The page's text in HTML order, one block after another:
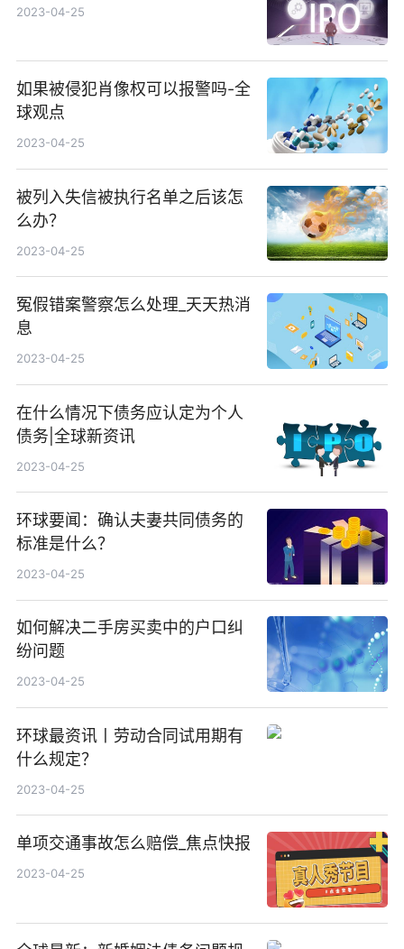
2023-04-25
如果被侵犯肖像权可以报警吗-全
球观点
2023-04-25
被列入失信被执行名单之后该怎
么办？
2023-04-25
冤假错案警察怎么处理_天天热消
息
2023-04-25
在什么情况下债务应认定为个人
债务|全球新资讯
2023-04-25
环球要闻：确认夫妻共同债务的
标准是什么？
2023-04-25
如何解决二手房买卖中的户口纠
纷问题
2023-04-25
环球最资讯丨劳动合同试用期有
什么规定？
2023-04-25
单项交通事故怎么赔偿_焦点快报
2023-04-25